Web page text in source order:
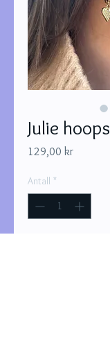
Julie hoops
129,00 krPris
Antall *